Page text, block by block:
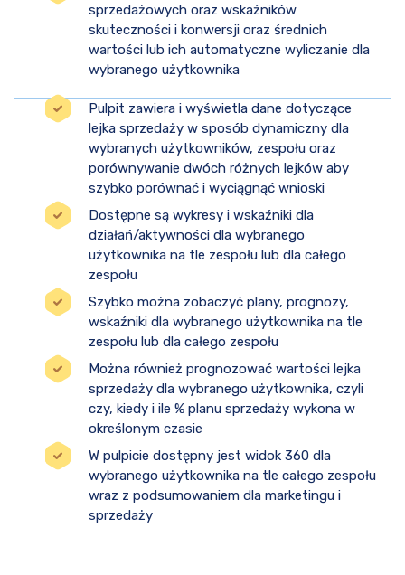
sprzedażowych oraz wskaźników
skuteczności i konwersji oraz średnich
wartości lub ich automatyczne wyliczanie dla
wybranego użytkownika
Pulpit zawiera i wyświetla dane dotyczące
lejka sprzedaży w sposób dynamiczny dla
wybranych użytkowników, zespołu oraz
porównywanie dwóch różnych lejków aby
szybko porównać i wyciągnąć wnioski
Dostępne są wykresy i wskaźniki dla
działań/aktywności dla wybranego
użytkownika na tle zespołu lub dla całego
zespołu
Szybko można zobaczyć plany, prognozy,
wskaźniki dla wybranego użytkownika na tle
zespołu lub dla całego zespołu
Można również prognozować wartości lejka
sprzedaży dla wybranego użytkownika, czyli
czy, kiedy i ile % planu sprzedaży wykona w
określonym czasie
W pulpicie dostępny jest widok 360 dla
wybranego użytkownika na tle całego zespołu
wraz z podsumowaniem dla marketingu i
sprzedaży